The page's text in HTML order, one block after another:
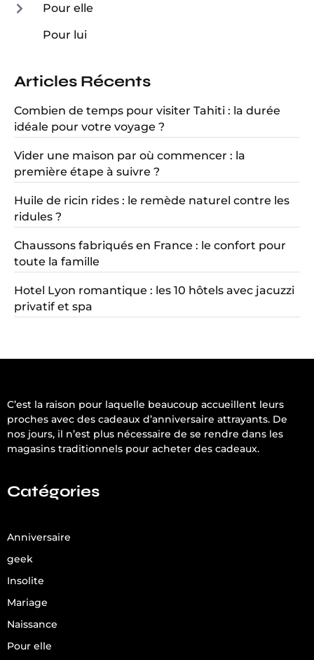
Pour elle
Pour lui
Articles Récents
Combien de temps pour visiter Tahiti : la durée
idéale pour votre voyage ?
Vider une maison par où commencer : la
première étape à suivre ?
Huile de ricin rides : le remède naturel contre les
ridules ?
Chaussons fabriqués en France : le confort pour
toute la famille
Hotel Lyon romantique : les 10 hôtels avec jacuzzi
privatif et spa
C’est la raison pour laquelle beaucoup accueillent leurs
proches avec des cadeaux d’anniversaire attrayants. De
nos jours, il n’est plus nécessaire de se rendre dans les
magasins traditionnels pour acheter des cadeaux.
Catégories
Anniversaire
geek
Insolite
Mariage
Naissance
Pour elle